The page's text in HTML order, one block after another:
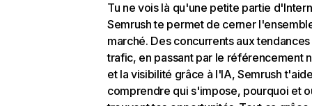
Tu ne vois là qu'une petite partie
Semrush te permet de cerner
marché. Des concurrents aux
trafic, en passant par le référencement
et la visibilité grâce à l'IA, Semrush
comprendre qui s'impose, pourquoi et